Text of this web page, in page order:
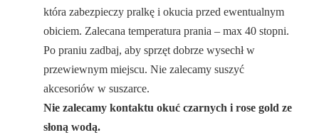
która zabezpieczy pralkę i okucia przed ewentualnym
obiciem. Zalecana temperatura prania – max 40 stopni.
Po praniu zadbaj, aby sprzęt dobrze wysechł w
przewiewnym miejscu. Nie zalecamy suszyć
akcesoriów w suszarce.
Nie zalecamy kontaktu okuć czarnych i rose gold ze
słoną wodą.